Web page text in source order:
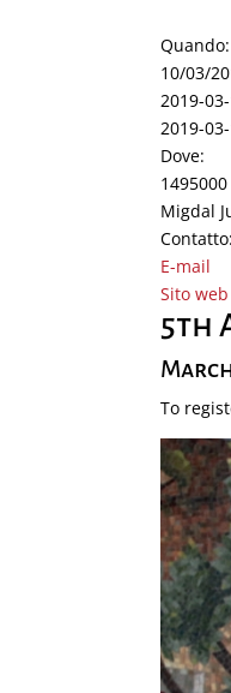
Quando:
10/03/
2019-
2019-
Dove:
Migdal
Contatto:
E-mail
Sito
5th
To